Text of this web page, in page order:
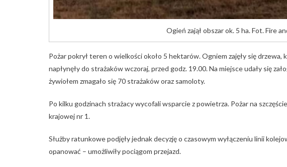
Ogień zajął obszar ok. 5 ha. Fot. Fire
Pożar pokrył teren o wielkości około 5 hektarów. Ogniem zajęły się
napłynęły do strażaków wczoraj, przed godz. 19.00. Na miejsce udały się
żywiołem zmagało się 70 strażaków oraz samoloty.
Po kilku godzinach strażacy wycofali wsparcie z powietrza. Pożar na
krajowej nr 1.
Służby ratunkowe podjęły jednak decyzję o czasowym wyłączeniu linii
opanować – umożliwiły pociągom przejazd.